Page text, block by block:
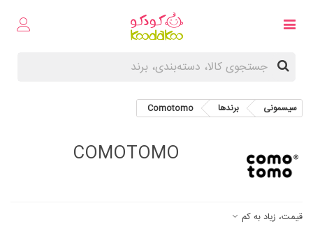
سیسمونی برندها Comotomo
COMOTOMO
قیمت، زیاد به کم